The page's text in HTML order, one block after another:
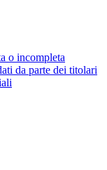
o incompleta
da parte dei titolari